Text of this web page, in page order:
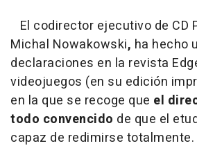
El codirector ejecutivo de CD
Michal Nowakowski, ha hecho
declaraciones en la revista
videojuegos (en su edición
en la que se recoge que el
todo convencido de que el
capaz de redimirse totalmente.